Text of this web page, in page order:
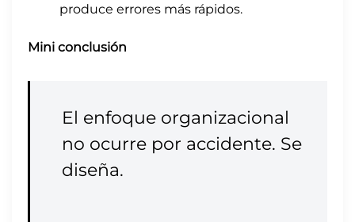
produce errores más rápidos.
Mini conclusión
El enfoque organizacional
no ocurre por accidente. Se
diseña.